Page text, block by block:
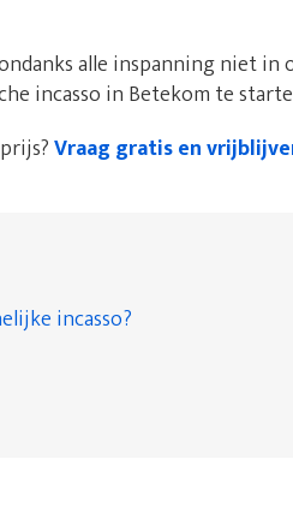
alle inspanning niet
incasso in Betekom te
Vraag gratis en
incasso?